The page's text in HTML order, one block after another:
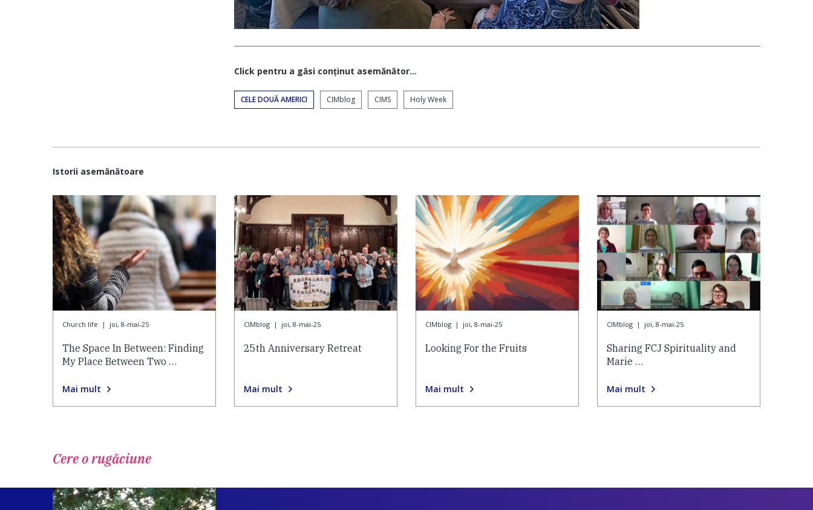
Click pentru a găsi conţinut asemănător...
CELE DOUĂ AMERICI CIMblog CIMS Holy Week
Istorii asemănătoare
Church life | joi, 8-mai-25
The Space In Between: Finding
My Place Between Two …
Mai mult
CIMblog | joi, 8-mai-25
25th Anniversary Retreat
Mai mult
CIMblog | joi, 8-mai-25
Looking For the Fruits
Mai mult
CIMblog | joi, 8-mai-25
Sharing FCJ Spirituality and
Marie …
Mai mult
Cere o rugăciune